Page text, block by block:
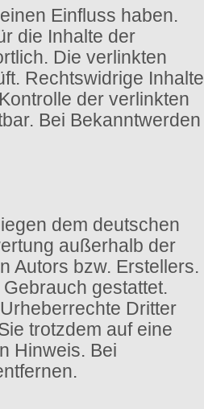
Einfluss haben.
die Inhalte der
Die verlinkten
Rechtswidrige Inhalte
der verlinkten
Bei Bekanntwerden
dem deutschen
außerhalb der
Autors bzw. Erstellers.
gestattet.
Dritter
trotzdem auf eine
Hinweis. Bei